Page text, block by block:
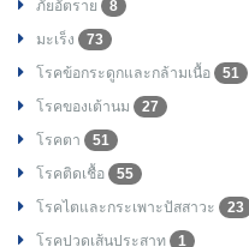
ภัยอัตราย
8
มะเร็ง
73
โรคข้อกระดูกและกล้ามเนื้อ
51
โรคของเต้านม
27
โรคตา
51
โรคติดเชื้อ
55
โรคไตและกระเพาะปัสสาวะ
23
โรคปวดเส้นประสาท
1